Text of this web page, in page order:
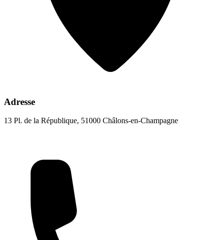
Adresse
13 Pl. de la République, 51000 Châlons-en-Champagne